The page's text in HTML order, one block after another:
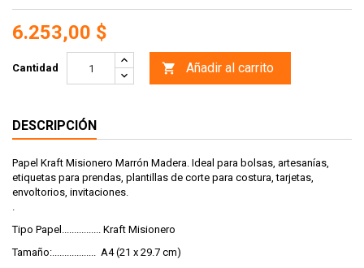
6.253,00 $
Cantidad  Añadir al carrito
DESCRIPCIÓN
Papel Kraft Misionero Marrón Madera. Ideal para bolsas, artesanías,
etiquetas para prendas, plantillas de corte para costura, tarjetas,
envoltorios, invitaciones.
.
Tipo Papel................ Kraft Misionero
Tamaño:.................. A4 (21 x 29.7 cm)